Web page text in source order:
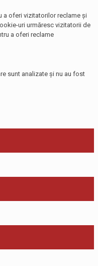
a oferi vizitatorilor reclame și
uri urmăresc vizitatorii de
a oferi reclame
sunt analizate și nu au fost